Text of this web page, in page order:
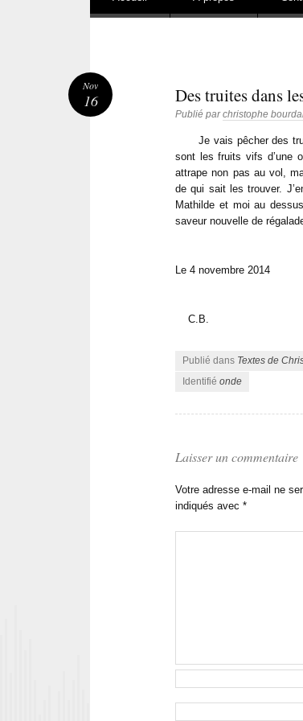
Des truites dans
Publié parchristophe
Je vais pêcher des
sont les fruits vifs d’une
attrape non pas au vol,
de qui sait les trouver.
Mathilde et moi au
saveur nouvelle de
Le 4 novembre 2014
C.B.
Publié dans Textes de
Identifié onde
Nov
16
Laisser un commentaire
Votre adresse e-mail ne
indiqués avec *